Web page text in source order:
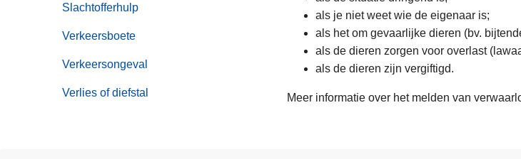
Slachtofferhulp
Verkeersboete
Verkeersongeval
Verlies of diefstal
als je niet weet wie de eigenaar is;
als het om gevaarlijke dieren (bv.
als de dieren zorgen voor overlast
als de dieren zijn vergiftigd.
Meer informatie over het melden van